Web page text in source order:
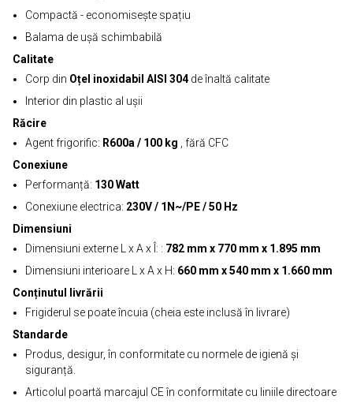
Compactă - economisește spațiu
Balama de ușă schimbabilă
Calitate
Corp din Oțel inoxidabil AISI 304de înaltă calitate
Interior din plastic al ușii
Răcire
Agent frigorific: R600a / 100 kg , fără CFC
Conexiune
Performanță: 130 Watt
Conexiune electrica: 230V / 1N~/PE / 50 Hz
Dimensiuni
Dimensiuni externe L x A x Î: : 782 mm x 770 mm x 1.895 mm
Dimensiuni interioare L x A x H: 660 mm x 540 mm x 1.660 mm
Conținutul livrării
Frigiderul se poate încuia (cheia este inclusă în livrare)
Standarde
Produs, desigur, în conformitate cu normele de igienă și
siguranță.
Articolul poartă marcajul CE în conformitate cu liniile directoare